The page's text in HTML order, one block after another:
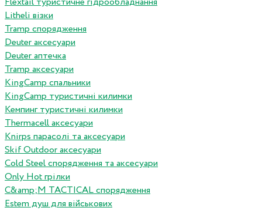
Litheli візки
Tramp спорядження
Deuter аксесуари
Deuter аптечка
Tramp аксесуари
KingCamp спальники
KingCamp туристичні килимки
Кемпинг туристичні килимки
Thermacell аксесуари
Knirps парасолі та аксесуари
Skif Outdoor аксесуари
Cold Steel спорядження та аксесуари
Only Hot грілки
C&amp;M TACTICAL спорядження
Estem душ для військових